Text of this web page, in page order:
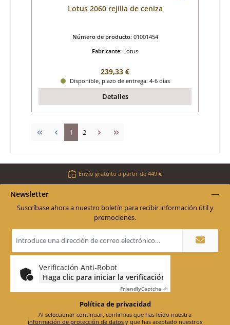
Lotus 2060 rejilla de ceniza
Número de producto: 01001454
Fabricante: Lotus
Precio normal:
239,33 €
Disponible, plazo de entrega: 4-6 días
Detalles
Página
1 Página
2
Envío gratuito a partir de 449 €
Newsletter
Suscríbase ahora a nuestro boletín para recibir información útil y
promociones.
Dirección
de
electrónico
Verificación Anti-Robot
Haga clic para iniciar la verificación
FriendlyCaptcha ⇗
Política de privacidad
información de protección de datos